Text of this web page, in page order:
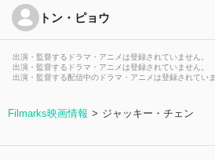
トン・ピョウ
出演・監督するドラマ・アニメは登録されていません。
出演・監督するドラマ・アニメは登録されていません。
出演・監督する配信中のドラマ・アニメは登録されていま
Filmarks映画情報 ジャッキー・チェン